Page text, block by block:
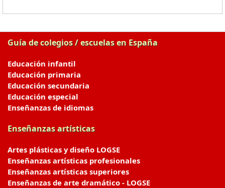
Guía de colegios / escuelas en España
Educación infantil
Educación primaria
Educación secundaria
Educación especial
Enseñanzas de idiomas
Enseñanzas artísticas
Artes plásticas y diseño LOGSE
Enseñanzas artísticas profesionales
Enseñanzas artísticas superiores
Enseñanzas de arte dramático - LOGSE